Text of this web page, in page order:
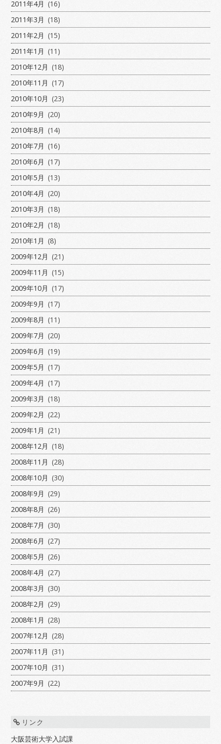
2011年4月 (16)
2011年3月 (18)
2011年2月 (15)
2011年1月 (11)
2010年12月 (18)
2010年11月 (17)
2010年10月 (23)
2010年9月 (20)
2010年8月 (14)
2010年7月 (16)
2010年6月 (17)
2010年5月 (13)
2010年4月 (20)
2010年3月 (18)
2010年2月 (18)
2010年1月 (8)
2009年12月 (21)
2009年11月 (15)
2009年10月 (17)
2009年9月 (17)
2009年8月 (11)
2009年7月 (20)
2009年6月 (19)
2009年5月 (17)
2009年4月 (17)
2009年3月 (18)
2009年2月 (22)
2009年1月 (21)
2008年12月 (18)
2008年11月 (28)
2008年10月 (30)
2008年9月 (29)
2008年8月 (26)
2008年7月 (30)
2008年6月 (27)
2008年5月 (26)
2008年4月 (27)
2008年3月 (30)
2008年2月 (29)
2008年1月 (28)
2007年12月 (28)
2007年11月 (31)
2007年10月 (31)
2007年9月 (22)
リンク
大阪芸術大学入試課